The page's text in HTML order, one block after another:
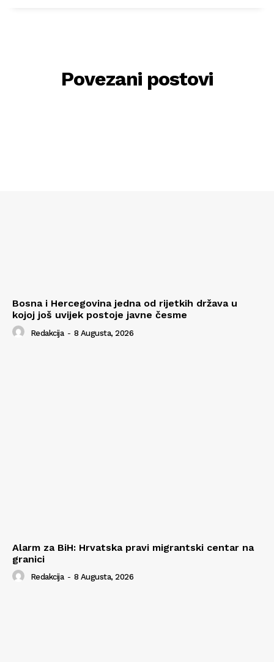
Povezani postovi
Bosna i Hercegovina jedna od rijetkih država u
kojoj još uvijek postoje javne česme
Redakcija - 8 Augusta, 2026
Alarm za BiH: Hrvatska pravi migrantski centar na
granici
Redakcija - 8 Augusta, 2026